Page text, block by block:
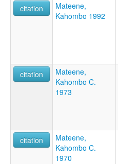
citation
Mateene,
Kahombo 1992
citation
Mateene,
Kahombo C.
1973
citation
Mateene,
Kahombo C.
1970